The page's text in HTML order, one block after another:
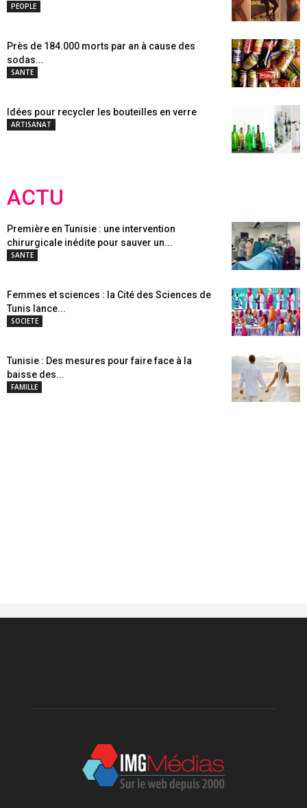
PEOPLE
Près de 184.000 morts par an à cause des
sodas...
SANTE
Idées pour recycler les bouteilles en verre
ARTISANAT
ACTU
Première en Tunisie : une intervention
chirurgicale inédite pour sauver un...
SANTE
Femmes et sciences : la Cité des Sciences de
Tunis lance...
SOCIETE
Tunisie : Des mesures pour faire face à la
baisse des...
FAMILLE